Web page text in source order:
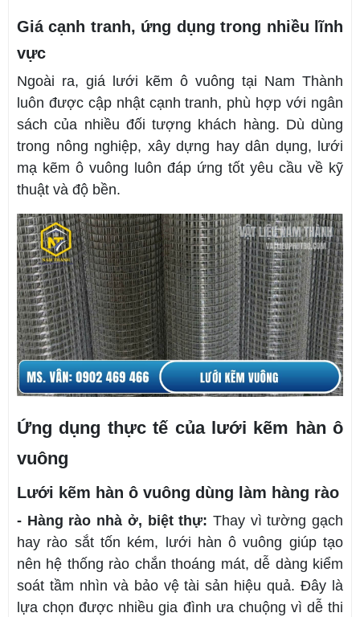
Giá cạnh tranh, ứng dụng trong nhiều lĩnh
vực
Ngoài ra, giá lưới kẽm ô vuông tại Nam Thành
luôn được cập nhật cạnh tranh, phù hợp với ngân
sách của nhiều đối tượng khách hàng. Dù dùng
trong nông nghiệp, xây dựng hay dân dụng, lưới
mạ kẽm ô vuông luôn đáp ứng tốt yêu cầu về kỹ
thuật và độ bền.
Ứng dụng thực tế của lưới kẽm hàn ô
vuông
Lưới kẽm hàn ô vuông dùng làm hàng rào
- Hàng rào nhà ở, biệt thự: Thay vì tường gạch
hay rào sắt tốn kém, lưới hàn ô vuông giúp tạo
nên hệ thống rào chắn thoáng mát, dễ dàng kiểm
soát tầm nhìn và bảo vệ tài sản hiệu quả. Đây là
lựa chọn được nhiều gia đình ưa chuộng vì dễ thi